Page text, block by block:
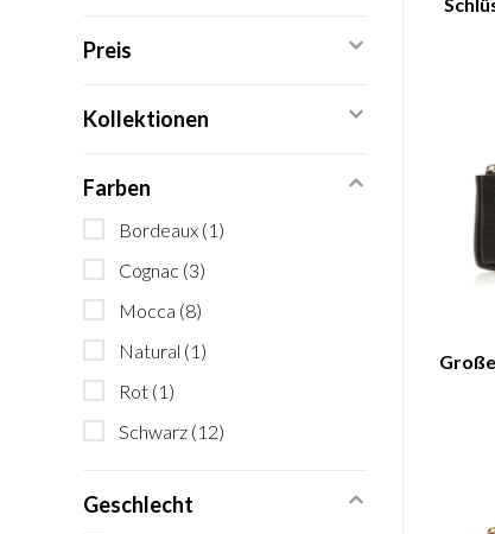
Preis
Kollektionen
Farben
Bordeaux (1)
Cognac (3)
Mocca (8)
Natural (1)
Rot (1)
Schwarz (12)
Geschlecht